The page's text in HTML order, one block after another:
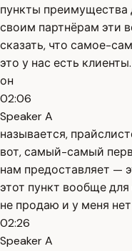
пункты преимущества
своим партнёрам эти
сказать, что самое-
это у нас есть
он
02:06
Speaker A
называется,
вот, самый-самый
нам предоставляет —
этот пункт вообще
не продаю и у меня
02:26
Speaker A